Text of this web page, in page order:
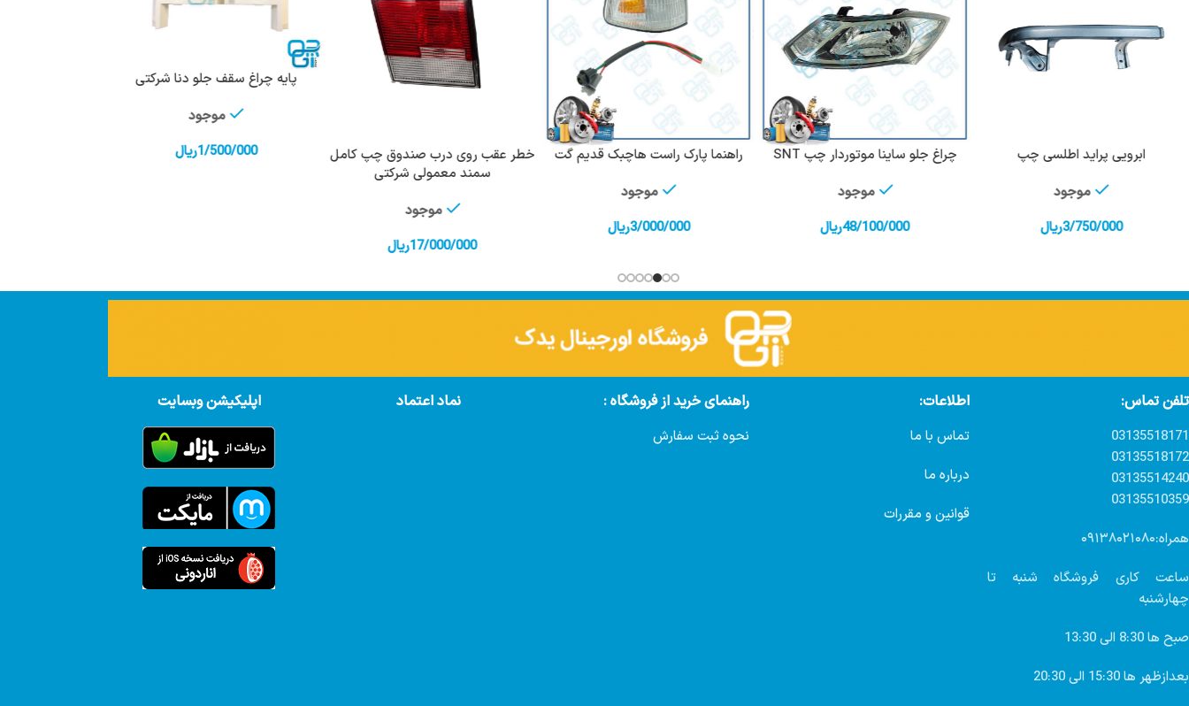
افزودن به سبد خرید
ابرویی پراید اطلسی چپ
موجود
3/750/000ریال
افزودن به سبد خرید
چراغ جلو ساینا موتوردار چپ SNT
موجود
48/100/000ریال
افزودن به سبد خرید
راهنما پارک راست هاچبک قدیم گت
موجود
3/000/000ریال
افزودن به سبد خرید
خطر عقب روی درب صندوق چپ کامل
سمند معمولی شرکتی
موجود
17/000/000ریال
افزودن به سبد خرید
پایه چراغ سقف جلو دنا شرکتی
موجود
1/500/000ریال
تلفن تماس:
03135518171
03135518172
03135514240
03135510359
همراه:۰۹۱۳۸۰۲۱۰۸۰
ساعت کاری فروشگاه شنبه تا
چهارشنبه
صبح ها 8:30 الی 13:30
بعدازظهر ها 15:30 الی 20:30
اطلاعات:
تماس با ما
درباره ما
قوانین و مقررات
راهنمای خرید از فروشگاه :
نحوه ثبت سفارش
نماد اعتماد اپلیکیشن وبسایت